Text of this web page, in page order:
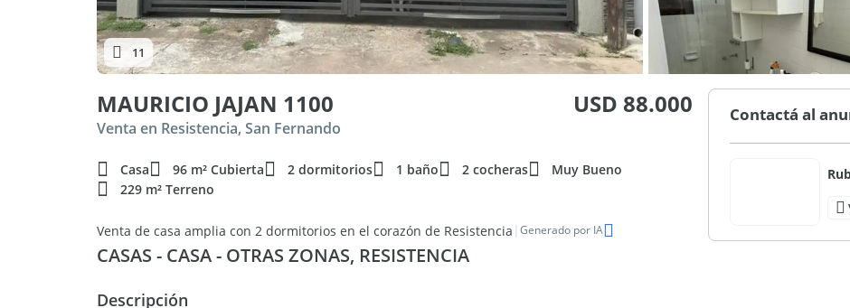
11
MAURICIO JAJAN 1100 USD 88.000
Venta en Resistencia, San Fernando
Casa 96 m² Cubierta 2 dormitorios 1 baño 2 cocheras
Muy Bueno
229 m² Terreno
Venta de casa amplia con 2 dormitorios en el corazón de Resistencia | Generado por IA
CASAS - CASA - OTRAS ZONAS, RESISTENCIA
Descripción
Contactá al